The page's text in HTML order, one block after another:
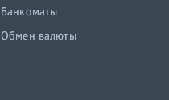
Банкоматы
Обмен валюты